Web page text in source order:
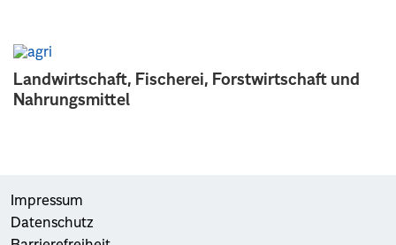
Landwirtschaft, Fischerei, Forstwirtschaft und
Nahrungsmittel
Impressum
Datenschutz